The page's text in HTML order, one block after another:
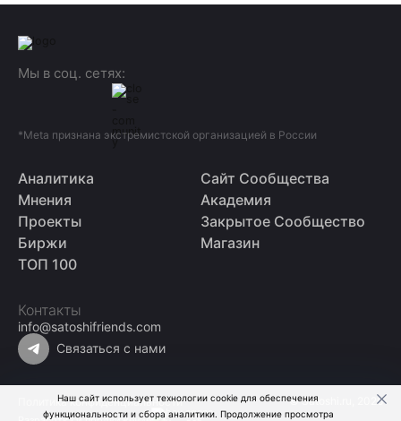
Мы в соц. сетях:
*Meta признана экстремистской организацией в России
Аналитика
Мнения
Проекты
Биржи
ТОП 100
Сайт Сообщества
Академия
Закрытое Сообщество
Магазин
Контакты
info@satoshifriends.com
Связаться с нами
© Satoshi.ru, 2026
Политика конфиденциальности
Наш сайт использует технологии cookie для обеспечения
функциональности и сбора аналитики. Продолжение просмотра